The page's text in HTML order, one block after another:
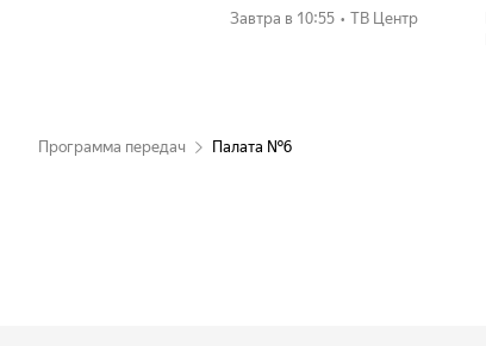
Завтра в 10:55 • ТВ Центр
Программа передач Палата №6